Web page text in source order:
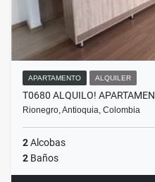
APARTAMENTO ALQUILER
T0680 ALQUILO!
Rionegro, Antioquia, Colombia
2Alcobas
2 Baños